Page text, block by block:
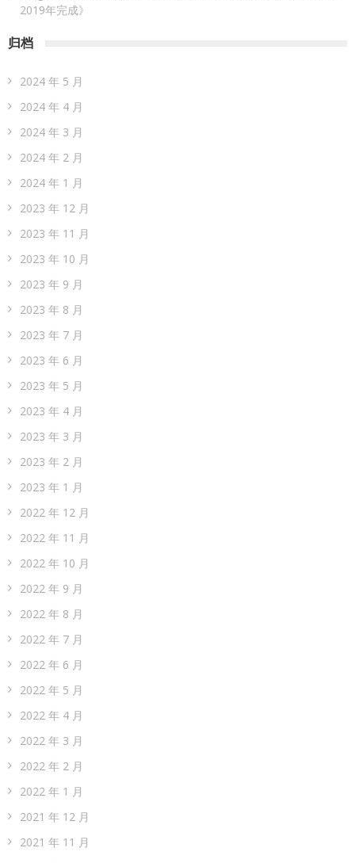
2019年完成》
归档
2024 年 5 月
2024 年 4 月
2024 年 3 月
2024 年 2 月
2024 年 1 月
2023 年 12 月
2023 年 11 月
2023 年 10 月
2023 年 9 月
2023 年 8 月
2023 年 7 月
2023 年 6 月
2023 年 5 月
2023 年 4 月
2023 年 3 月
2023 年 2 月
2023 年 1 月
2022 年 12 月
2022 年 11 月
2022 年 10 月
2022 年 9 月
2022 年 8 月
2022 年 7 月
2022 年 6 月
2022 年 5 月
2022 年 4 月
2022 年 3 月
2022 年 2 月
2022 年 1 月
2021 年 12 月
2021 年 11 月